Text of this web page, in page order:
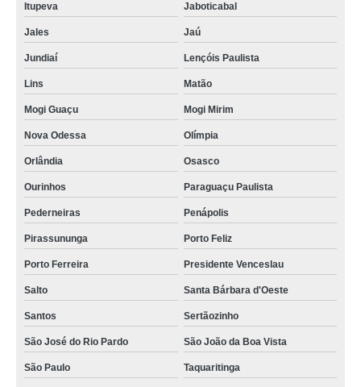
Itupeva Jaboticabal
Jales Jaú
Jundiaí Lençóis Paulista
Lins Matão
Mogi Guaçu Mogi Mirim
Nova Odessa Olímpia
Orlândia Osasco
Ourinhos Paraguaçu Paulista
Pederneiras Penápolis
Pirassununga Porto Feliz
Porto Ferreira Presidente Venceslau
Salto Santa Bárbara d'Oeste
Santos Sertãozinho
São José do Rio Pardo São João da Boa Vista
São Paulo Taquaritinga